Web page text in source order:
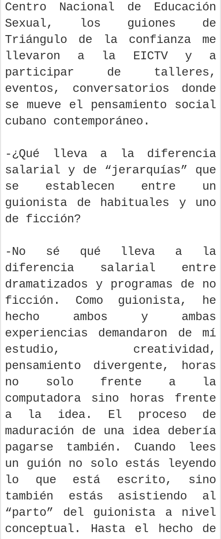
Centro Nacional de Educación
Sexual, los guiones de
Triángulo de la confianza me
llevaron a la EICTV y a
participar de talleres,
eventos, conversatorios donde
se mueve el pensamiento social
cubano contemporáneo.
-¿Qué lleva a la diferencia
salarial y de “jerarquías” que
se establecen entre un
guionista de habituales y uno
de ficción?
-No sé qué lleva a la
diferencia salarial entre
dramatizados y programas de no
ficción. Como guionista, he
hecho ambos y ambas
experiencias demandaron de mí
estudio, creatividad,
pensamiento divergente, horas
no solo frente a la
computadora sino horas frente
a la idea. El proceso de
maduración de una idea debería
pagarse también. Cuando lees
un guión no solo estás leyendo
lo que está escrito, sino
también estás asistiendo al
“parto” del guionista a nivel
conceptual. Hasta el hecho de